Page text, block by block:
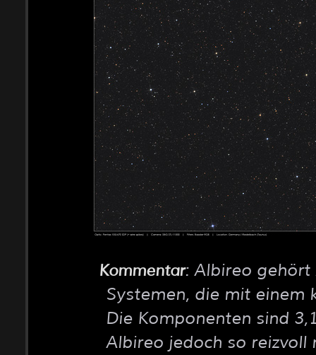
Kommentar: Albireo gehört
Systemen, die mit einem
Die Komponenten sind
Albireo jedoch so